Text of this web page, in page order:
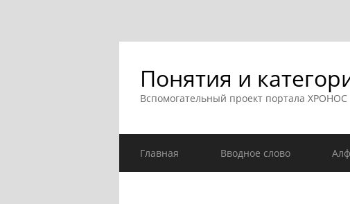
Понятия и
Вспомогательный проект портала ХРОНОС
Главная Вводное слово